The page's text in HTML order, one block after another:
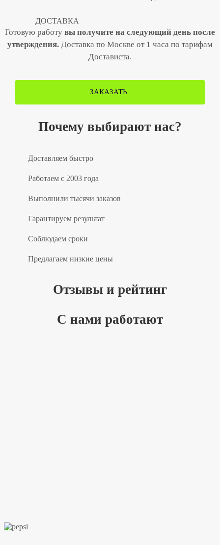
ДОСТАВКА
Готовую работу вы получите на следующий день после
утверждения. Доставка по Москве от 1 часа по тарифам
Достависта.
ЗАКАЗАТЬ
Почему выбирают нас?
Доставляем быстро
Работаем с 2003 года
Выполнили тысячи заказов
Гарантируем результат
Соблюдаем сроки
Предлагаем низкие цены
Отзывы и рейтинг
С нами работают